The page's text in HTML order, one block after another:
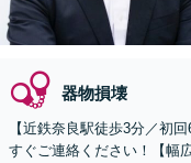
器物損壊
【近鉄奈良駅徒歩3分／初
すぐご連絡ください！【幅